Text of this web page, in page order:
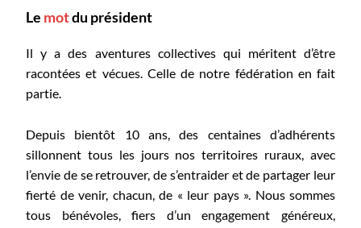
Le motdu président
Il y a des aventures collectives qui méritent d’être
racontées et vécues. Celle de notre fédération en fait
partie.
Depuis bientôt 10 ans, des centaines d’adhérents
sillonnent tous les jours nos territoires ruraux, avec
l’envie de se retrouver, de s’entraider et de partager leur
fierté de venir, chacun, de « leur pays ». Nous sommes
tous bénévoles, fiers d’un engagement généreux,